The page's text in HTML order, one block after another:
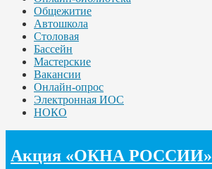
Общежитие
Автошкола
Столовая
Бассейн
Мастерские
Вакансии
Онлайн-опрос
Электронная ИОС
НОКО
Акция «ОКНА РОССИИ»